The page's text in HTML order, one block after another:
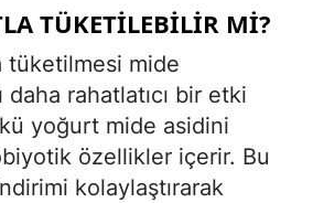
TÜKETILEBILIR MI?
mide
daha rahatlatıcı bir etki
yoğurt mide asidini
özellikler içerir. Bu
kolaylaştırarak